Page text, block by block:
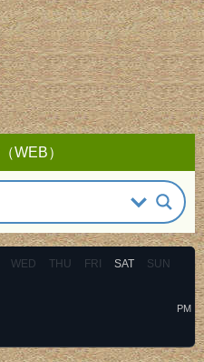
WEB）
WED THU FRI SAT SUN
PM